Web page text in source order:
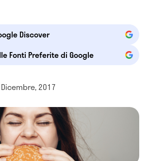
Discover
Fonti Preferite di Google
2017